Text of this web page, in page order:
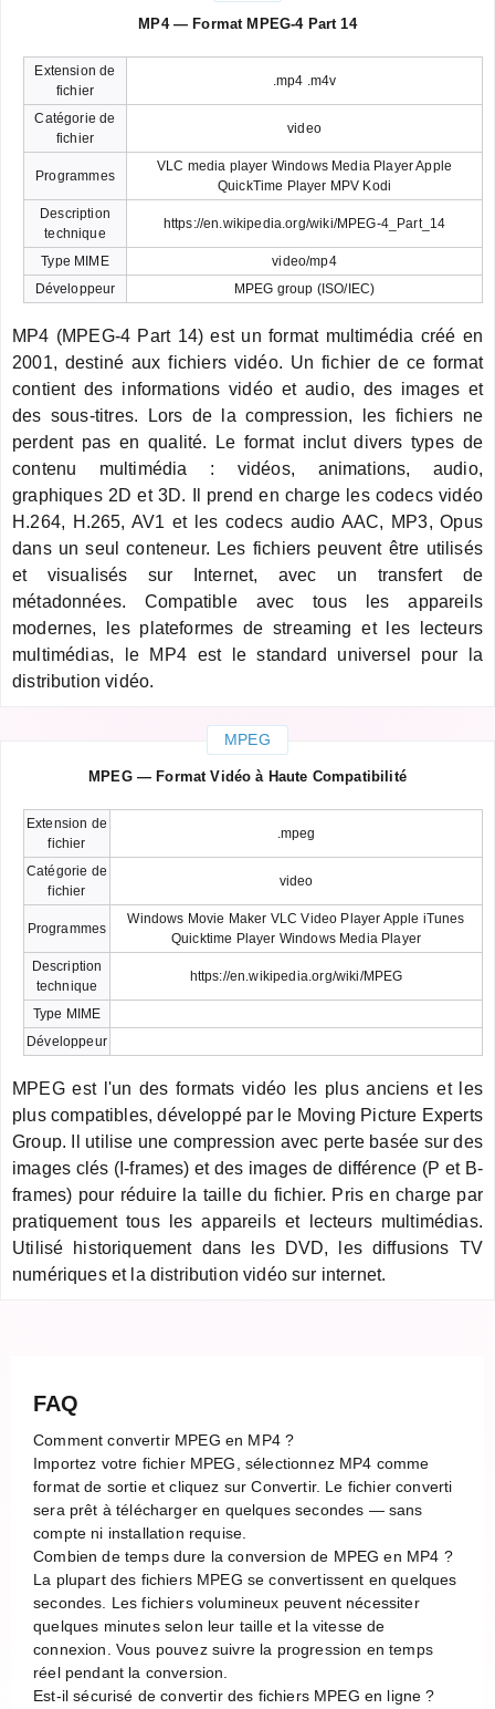
MP4 — Format MPEG-4 Part 14
Extension de
fichier
.mp4 .m4v
Catégorie de
fichier
video
Programmes
VLC media player Windows Media Player Apple
QuickTime Player MPV Kodi
Description
technique
https://en.wikipedia.org/wiki/MPEG-4_Part_14
Type MIME
video/mp4
Développeur
MPEG group (ISO/IEC)
MP4 (MPEG-4 Part 14) est un format multimédia créé en
2001, destiné aux fichiers vidéo. Un fichier de ce format
contient des informations vidéo et audio, des images et
des sous-titres. Lors de la compression, les fichiers ne
perdent pas en qualité. Le format inclut divers types de
contenu multimédia : vidéos, animations, audio,
graphiques 2D et 3D. Il prend en charge les codecs vidéo
H.264, H.265, AV1 et les codecs audio AAC, MP3, Opus
dans un seul conteneur. Les fichiers peuvent être utilisés
et visualisés sur Internet, avec un transfert de
métadonnées. Compatible avec tous les appareils
modernes, les plateformes de streaming et les lecteurs
multimédias, le MP4 est le standard universel pour la
distribution vidéo.
MPEG
MPEG — Format Vidéo à Haute Compatibilité
Extension de
fichier
.mpeg
Catégorie de
fichier
video
Programmes
Windows Movie Maker VLC Video Player Apple iTunes
Quicktime Player Windows Media Player
Description
technique
https://en.wikipedia.org/wiki/MPEG
Type MIME
Développeur
MPEG est l'un des formats vidéo les plus anciens et les
plus compatibles, développé par le Moving Picture Experts
Group. Il utilise une compression avec perte basée sur des
images clés (I-frames) et des images de différence (P et B-
frames) pour réduire la taille du fichier. Pris en charge par
pratiquement tous les appareils et lecteurs multimédias.
Utilisé historiquement dans les DVD, les diffusions TV
numériques et la distribution vidéo sur internet.
FAQ
Comment convertir MPEG en MP4 ?
Importez votre fichier MPEG, sélectionnez MP4 comme
format de sortie et cliquez sur Convertir. Le fichier converti
sera prêt à télécharger en quelques secondes — sans
compte ni installation requise.
Combien de temps dure la conversion de MPEG en MP4 ?
La plupart des fichiers MPEG se convertissent en quelques
secondes. Les fichiers volumineux peuvent nécessiter
quelques minutes selon leur taille et la vitesse de
connexion. Vous pouvez suivre la progression en temps
réel pendant la conversion.
Est-il sécurisé de convertir des fichiers MPEG en ligne ?